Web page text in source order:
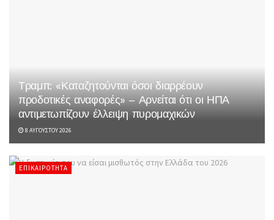
Τραμπ: «Καταζητούνται όσοι διαρρέουν
προδοτικές αναφορές» – Αρνείται ότι οι ΗΠΑ
αντιμετωπίζουν έλλειψη πυρομαχικών
8 ΑΥΓΟΎΣΤΟΥ 2026
ΕΠΙΚΑΙΡΌΤΗΤΑ